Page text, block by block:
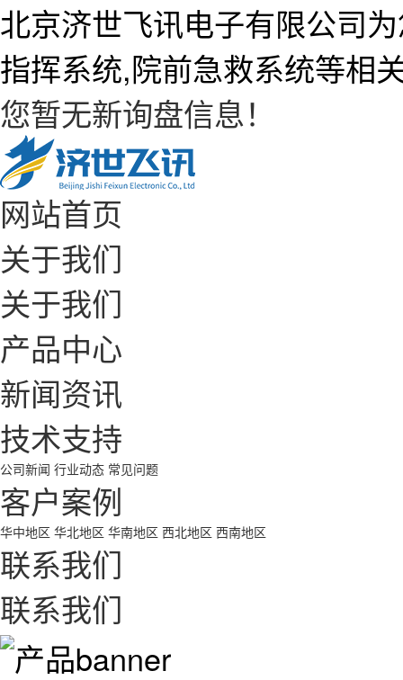
北京济世飞讯电子有限公司
指挥系统,院前急救系统等相
您暂无新询盘信息！
网站首页
关于我们
关于我们
产品中心
新闻资讯
技术支持
公司新闻 行业动态 常见问题
客户案例
华中地区 华北地区 华南地区 西北地区 西南地区
联系我们
联系我们